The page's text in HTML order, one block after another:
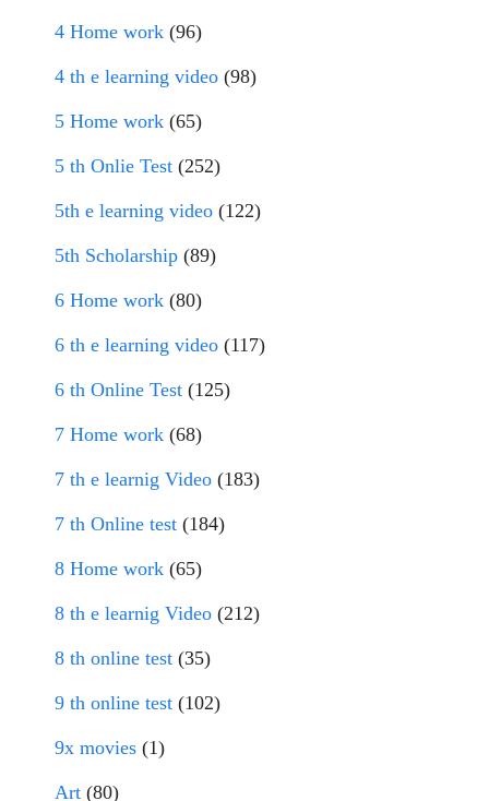
4 Home work (96)
4 th e learning video (98)
5 Home work (65)
5 th Onlie Test (252)
5th e learning video (122)
5th Scholarship (89)
6 Home work (80)
6 th e learning video (117)
6 th Online Test (125)
7 Home work (68)
7 th e learnig Video (183)
7 th Online test (184)
8 Home work (65)
8 th e learnig Video (212)
8 th online test (35)
9 th online test (102)
9x movies (1)
Art (80)